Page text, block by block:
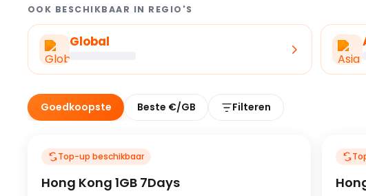
OOK BESCHIKBAAR IN REGIO'S
Global
Goedkoopste Beste €/GB Filteren
Top-up beschikbaar
Hong Kong 1GB 7Days